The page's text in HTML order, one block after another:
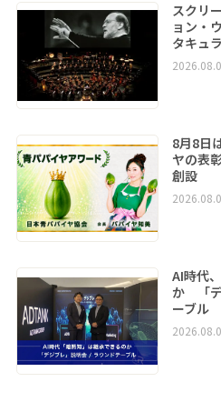
スクリ
ョン・
タキュ
8月8日
ヤの表
創設
AI時代
か 「デ
ーブル